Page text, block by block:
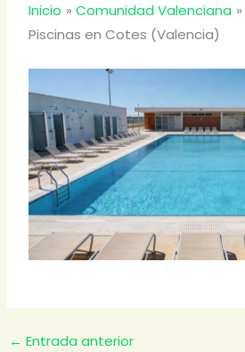
Inicio Comunidad Valenciana
Piscinas en Cotes (Valencia)
← Entrada anterior